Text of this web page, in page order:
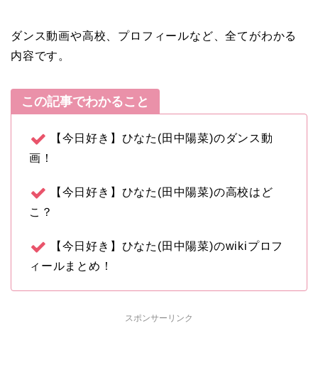
ダンス動画や高校、プロフィールなど、全てがわかる
内容です。
この記事でわかること
【今日好き】ひなた(田中陽菜)のダンス動
画！
【今日好き】ひなた(田中陽菜)の高校はど
こ？
【今日好き】ひなた(田中陽菜)のwikiプロフ
ィールまとめ！
スポンサーリンク